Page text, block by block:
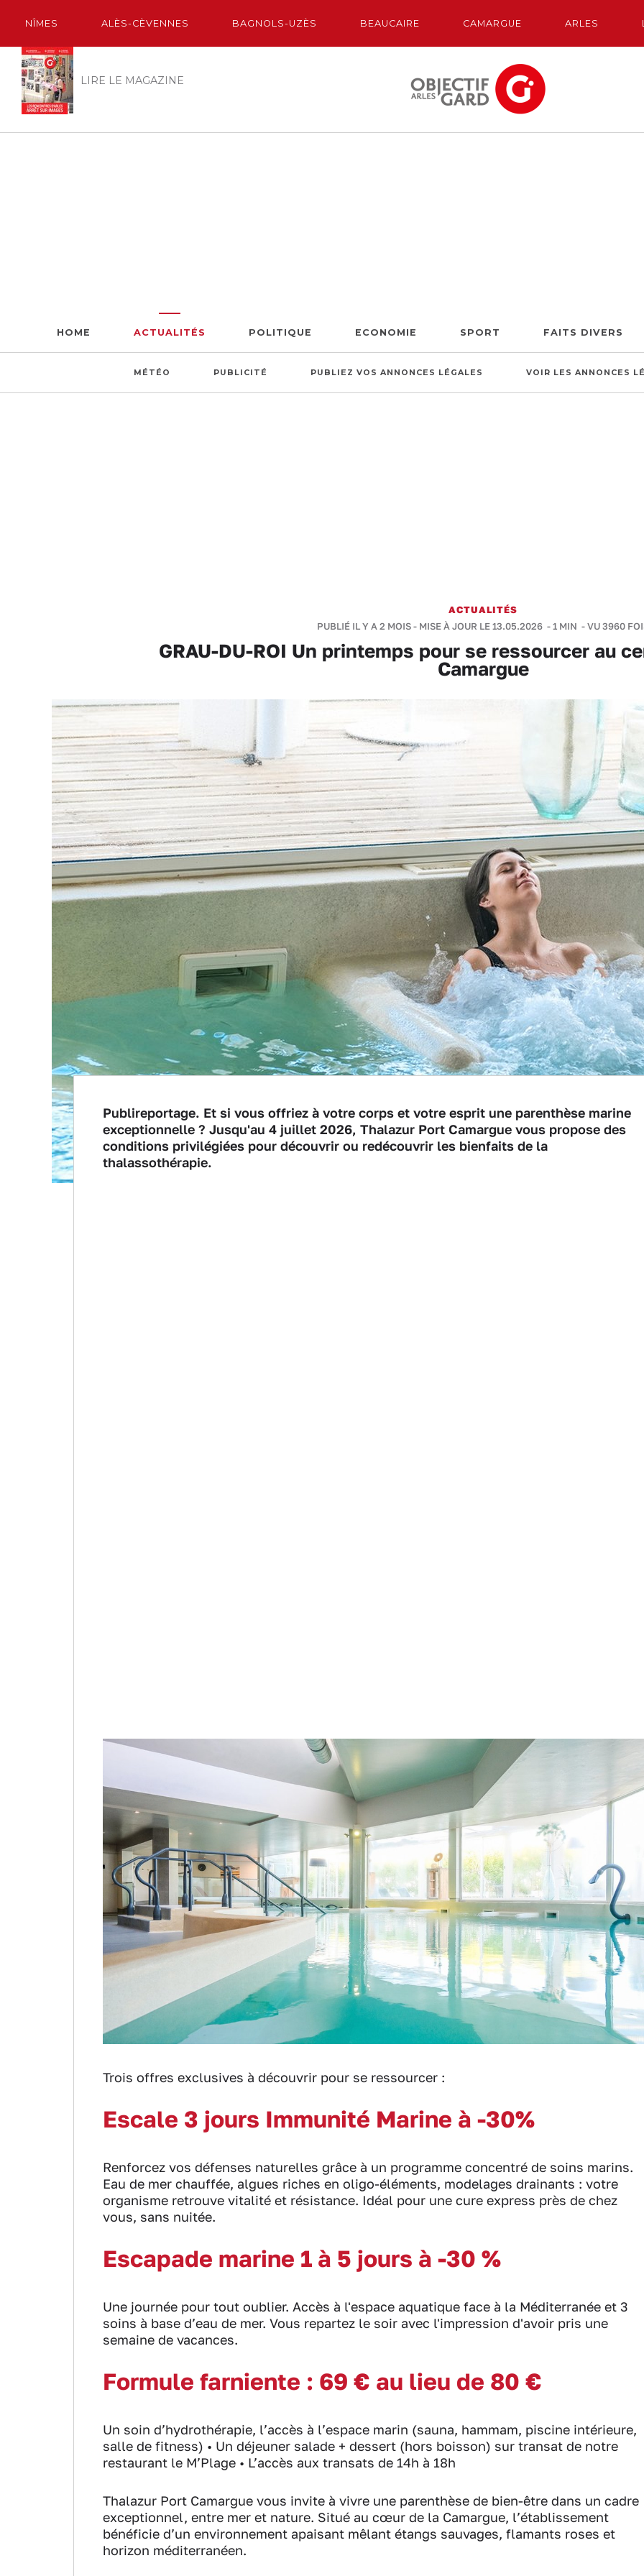
NÎMES ALÈS-CÈVENNES BAGNOLS-UZÈS BEAUCAIRE CAMARGUE ARLES
LIRE LE MAGAZINE
HOME ACTUALITÉS POLITIQUE ECONOMIE SPORT FAITS DIVERS
MÉTÉO PUBLICITÉ PUBLIEZ VOS ANNONCES LÉGALES VOIR LES ANNONCES
ACTUALITÉS
PUBLIÉ IL Y A 2 MOIS - MISE À JOUR LE 13.05.2026 -1 MIN - VU 3960
GRAU-DU-ROI Un printemps pour se ressourcer au
Camargue
Publireportage. Et si vous offriez à votre corps et votre esprit une parenthèse marine
exceptionnelle ? Jusqu'au 4 juillet 2026, Thalazur Port Camargue vous propose des
conditions privilégiées pour découvrir ou redécouvrir les bienfaits de la
thalassothérapie.
Trois offres exclusives à découvrir pour se ressourcer :
Escale 3 jours Immunité Marine à -30%
Renforcez vos défenses naturelles grâce à un programme concentré de soins marins.
Eau de mer chauffée, algues riches en oligo-éléments, modelages drainants : votre
organisme retrouve vitalité et résistance. Idéal pour une cure express près de chez
vous, sans nuitée.
Escapade marine 1 à 5 jours à -30 %
Une journée pour tout oublier. Accès à l'espace aquatique face à la Méditerranée et 3
soins à base d’eau de mer. Vous repartez le soir avec l'impression d'avoir pris une
semaine de vacances.
Formule farniente : 69 € au lieu de 80 €
Un soin d’hydrothérapie, l’accès à l’espace marin (sauna, hammam, piscine intérieure,
salle de fitness) • Un déjeuner salade + dessert (hors boisson) sur transat de notre
restaurant le M’Plage • L’accès aux transats de 14h à 18h
Thalazur Port Camargue vous invite à vivre une parenthèse de bien-être dans un cadre
exceptionnel, entre mer et nature. Situé au cœur de la Camargue, l’établissement
bénéficie d’un environnement apaisant mêlant étangs sauvages, flamants roses et
horizon méditerranéen.